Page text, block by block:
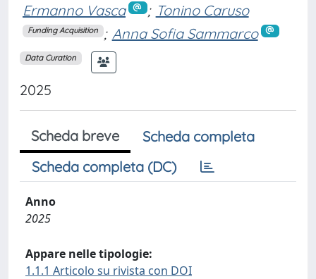
Ermanno Vasca ; Tonino Caruso
Funding Acquisition ; Anna Sofia Sammarco
Data Curation
2025
Scheda breve
Scheda completa
Scheda completa (DC)
Anno
2025
Appare nelle tipologie:
1.1.1 Articolo su rivista con DOI